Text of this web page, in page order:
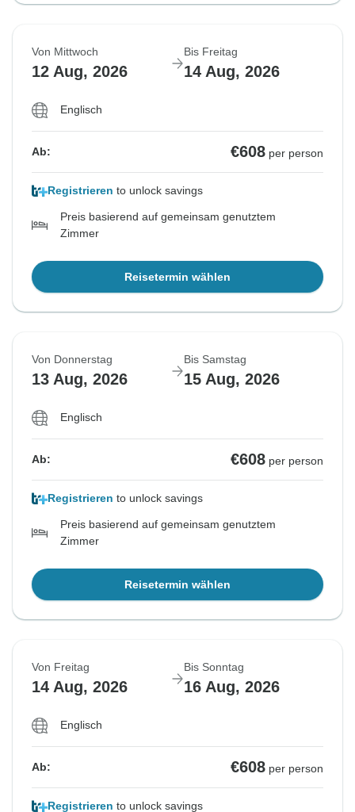
Von Mittwoch
12 Aug, 2026
Bis Freitag
14 Aug, 2026
Englisch
Ab: €608 per person
Registrieren to unlock savings
Preis basierend auf gemeinsam genutztem
Zimmer
Reisetermin wählen
Von Donnerstag
13 Aug, 2026
Bis Samstag
15 Aug, 2026
Englisch
Ab: €608 per person
Registrieren to unlock savings
Preis basierend auf gemeinsam genutztem
Zimmer
Reisetermin wählen
Von Freitag
14 Aug, 2026
Bis Sonntag
16 Aug, 2026
Englisch
Ab: €608 per person
Registrieren to unlock savings